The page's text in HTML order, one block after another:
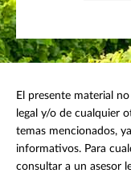
El presente material
legal y/o de cualquier
temas mencionados,
informativos. Para
consultar a un asesor